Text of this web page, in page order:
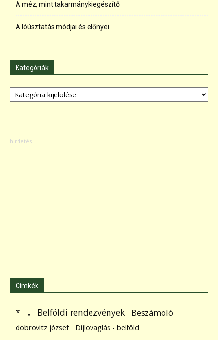
A méz, mint takarmánykiegészítő
A lóúsztatás módjai és előnyei
Kategóriák
Kategóriák
Címkék
* . Belföldi rendezvények Beszámoló
dobrovitz józsef
Díjlovaglás - belföld